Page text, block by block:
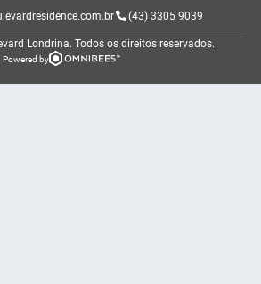
(43) 3305 9039
Londrina. Todos os direitos reservados.
Powered by